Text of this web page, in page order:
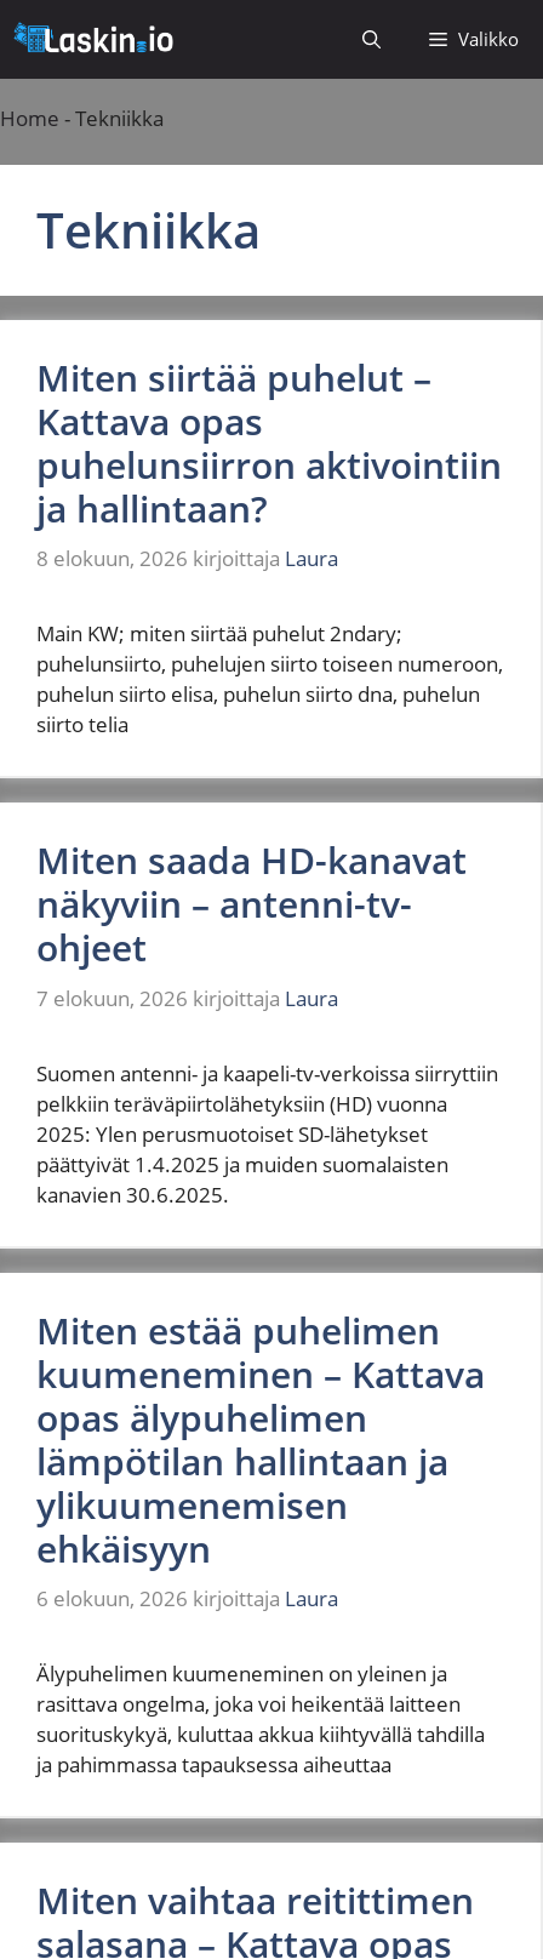
sisältöön
Valikko
Home -Tekniikka
Tekniikka
Miten siirtää puhelut –
Kattava opas
puhelunsiirron aktivointiin
ja hallintaan?
8 elokuun, 2026 kirjoittaja Laura
Main KW; miten siirtää puhelut 2ndary;
puhelunsiirto, puhelujen siirto toiseen numeroon,
puhelun siirto elisa, puhelun siirto dna, puhelun
siirto telia
Miten saada HD-kanavat
näkyviin – antenni-tv-
ohjeet
7 elokuun, 2026 kirjoittaja Laura
Suomen antenni- ja kaapeli-tv-verkoissa siirryttiin
pelkkiin teräväpiirtolähetyksiin (HD) vuonna
2025: Ylen perusmuotoiset SD-lähetykset
päättyivät 1.4.2025 ja muiden suomalaisten
kanavien 30.6.2025.
Miten estää puhelimen
kuumeneminen – Kattava
opas älypuhelimen
lämpötilan hallintaan ja
ylikuumenemisen
ehkäisyyn
6 elokuun, 2026 kirjoittaja Laura
Älypuhelimen kuumeneminen on yleinen ja
rasittava ongelma, joka voi heikentää laitteen
suorituskykyä, kuluttaa akkua kiihtyvällä tahdilla
ja pahimmassa tapauksessa aiheuttaa
Miten vaihtaa reitittimen
salasana – Kattava opas